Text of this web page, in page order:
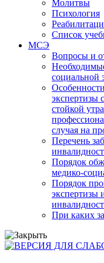
Молитвы
Психология
Список
МСЭ
Вопросы и
социальной
экспертизы
стойкой
случая на
Перечень
Порядок
медико-
Порядок
экспертизы
инвалидност
При каких